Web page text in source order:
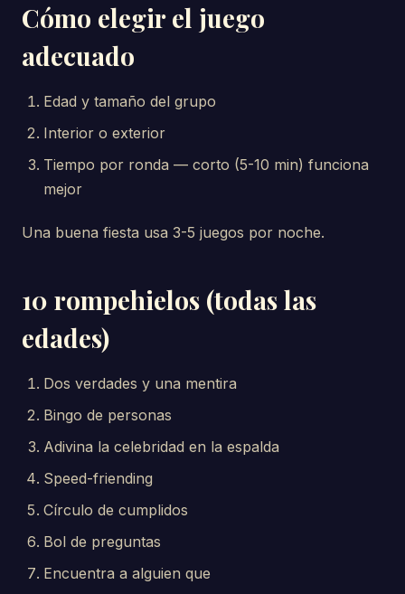
Cómo elegir el juego
adecuado
Edad y tamaño del grupo
Interior o exterior
Tiempo por ronda — corto (5-10 min) funciona
mejor
Una buena fiesta usa 3-5 juegos por noche.
10 rompehielos (todas las
edades)
Dos verdades y una mentira
Bingo de personas
Adivina la celebridad en la espalda
Speed-friending
Círculo de cumplidos
Bol de preguntas
Encuentra a alguien que